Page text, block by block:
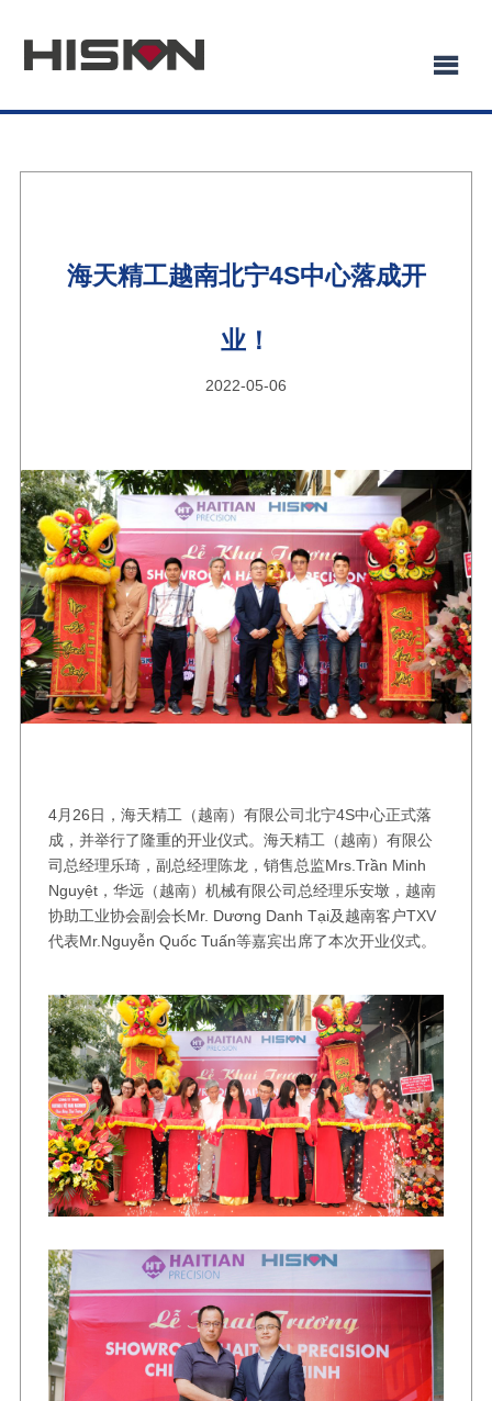
海天精工越南北宁4S中心落成开
业！
2022-05-06
4月26日，海天精工（越南）有限公司北宁4S中心正式落
成，并举行了隆重的开业仪式。海天精工（越南）有限公
司总经理乐琦，副总经理陈龙，销售总监Mrs.Trần Minh
Nguyệt，华远（越南）机械有限公司总经理乐安墩，越南
协助工业协会副会长Mr. Dương Danh Tại及越南客户TXV
代表Mr.Nguyễn Quốc Tuấn等嘉宾出席了本次开业仪式。